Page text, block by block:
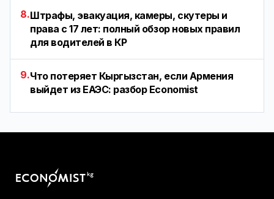
8.Штрафы, эвакуация, камеры, скутеры и
права с 17 лет: полный обзор новых правил
для водителей в КР
9.Что потеряет Кыргызстан, если Армения
выйдет из ЕАЭС: разбор Economist